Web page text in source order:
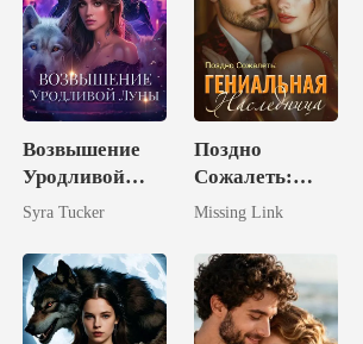
Возвышение
Уродливой
Луны
Syra Tucker
Поздно
Сожалеть:
Гениальная
Missing Link